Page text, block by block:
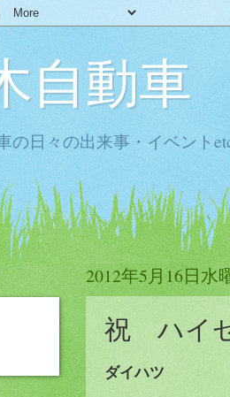
自動車
の日々の出来事・イベント
2012年5月16日水
祝 ハイ
ダイハツ